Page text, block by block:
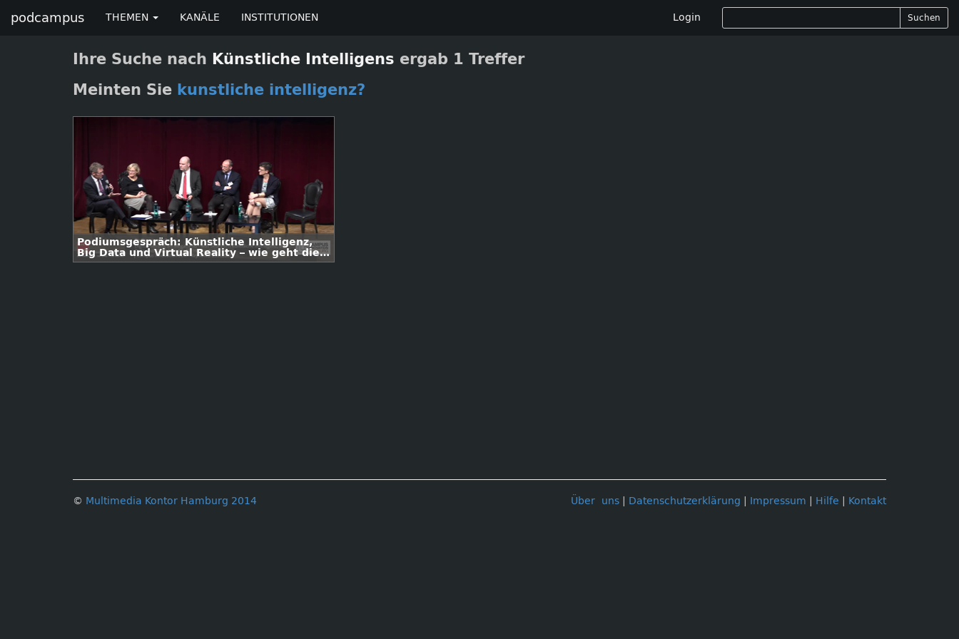
podcampus THEMEN KANÄLE INSTITUTIONEN Login Suchen
Ihre Suche nach Künstliche Intelligens ergab 1 Treffer
Meinten Sie kunstliche intelligenz?
Podiumsgespräch: Künstliche Intelligenz,
Big Data und Virtual Reality – wie geht die
Wissenschaft mit ihrer neuen
Über uns Datenschutzerklärung Impressum Hilfe Kontakt
© Multimedia Kontor Hamburg 2014